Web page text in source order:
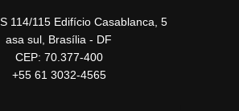
114/115 Edifício Casablanca, 5
asa sul, Brasília - DF
CEP: 70.377-400
+55 61 3032-4565